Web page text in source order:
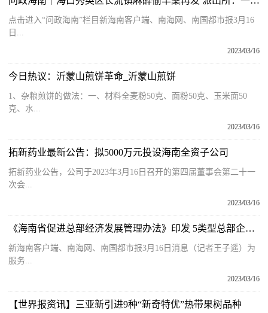
点击进入“问政海南”栏目新海南客户端、南海网、南国都市报3月16
日...
2023/03/16
今日热议：沂蒙山煎饼革命_沂蒙山煎饼
1、杂粮煎饼的做法：一、材料全麦粉50克、面粉50克、玉米面50
克、水...
2023/03/16
拓新药业最新公告：拟5000万元投设海南全资子公司
拓新药业公告，公司于2023年3月16日召开的第四届董事会第二十一
次会...
2023/03/16
《海南省促进总部经济发展管理办法》印发 5类型总部企业可申请认定
新海南客户端、南海网、南国都市报3月16日消息（记者王子遥）为
服务...
2023/03/16
【世界报资讯】三亚新引进9种“新奇特优”热带果树品种